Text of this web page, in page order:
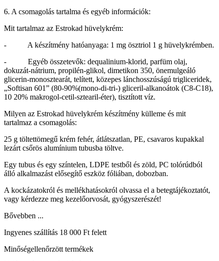
6. A csomagolás tartalma és egyéb információk:
Mit tartalmaz az Estrokad hüvelykrém:
- A készítmény hatóanyaga: 1 mg ösztriol 1 g hüvelykrémben.
- Egyéb összetevők: dequalinium-klorid, parfüm olaj,
dokuzát-nátrium, propilén-glikol, dimetikon 350, önemulgeáló
glicerin-monosztearát, telített, közepes lánchosszúságú trigliceridek,
„Softisan 601” (80-90%(mono-di-tri-) gliceril-alkanoátok (C8-C18),
10 20% makrogol-cetil-sztearil-éter), tisztított víz.
Milyen az Estrokad hüvelykrém készítmény külleme és mit
tartalmaz a csomagolás:
25 g töltettömegű krém fehér, átlátszatlan, PE, csavaros kupakkal
lezárt csőrös alumínium tubusba töltve.
Egy tubus és egy színtelen, LDPE testből és zöld, PC tolórúdból
álló alkalmazást elősegítő eszköz fóliában, dobozban.
A kockázatokról és mellékhatásokról olvassa el a betegtájékoztatót,
vagy kérdezze meg kezelőorvosát, gyógyszerészét!
Bővebben ...
Ingyenes szállítás 18 000 Ft felett
Minőségellenőrzött termékek